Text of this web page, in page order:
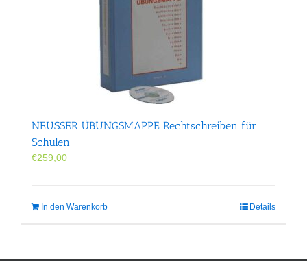
NEUSSER ÜBUNGS­MAPPE Rechtschreiben für
Schulen
€259,00
In den Warenkorb Details